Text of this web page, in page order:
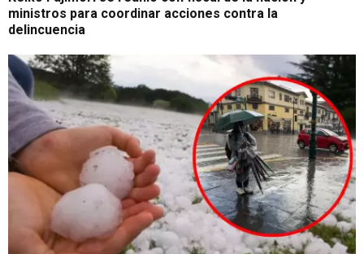
ministros para coordinar acciones contra la
delincuencia